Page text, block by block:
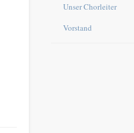
Unser Chorleiter
Vorstand